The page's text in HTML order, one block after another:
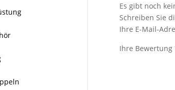
Es gibt noch
Schreiben Sie
Ihre E-Mail-
Ihre Bewertung